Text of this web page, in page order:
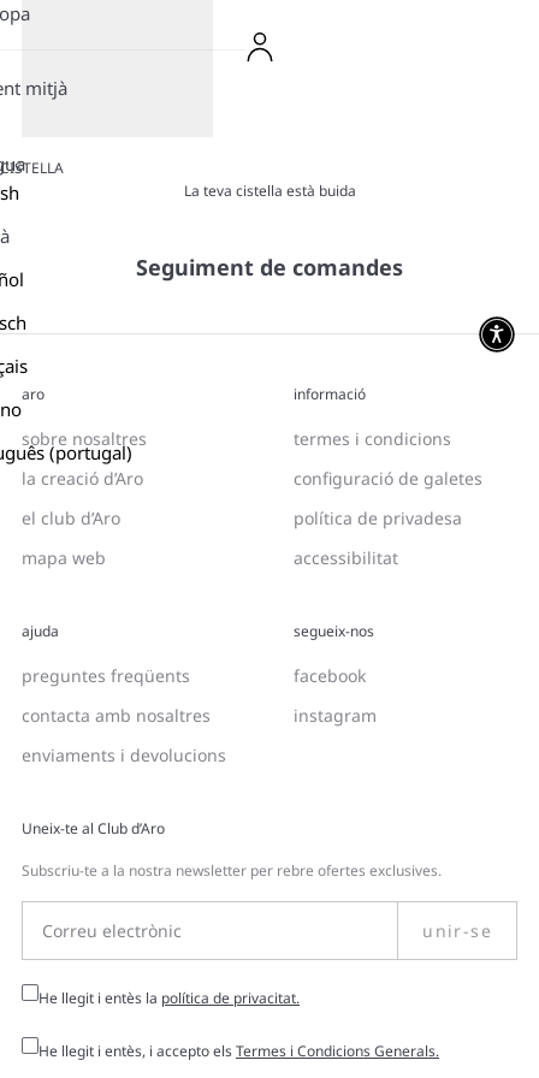
mitjà
(portugal)
CISTELLA
La teva cistella està buida
Seguiment de comandes
aro
sobre nosaltres
la creació d’Aro
el club d’Aro
mapa web
informació
termes i condicions
configuració de galetes
política de privadesa
accessibilitat
ajuda
preguntes freqüents
contacta amb nosaltres
enviaments i devolucions
segueix-nos
facebook
instagram
Uneix-te al Club d’Aro
Subscriu-te a la nostra newsletter per rebre ofertes exclusives.
unir-se
He llegit i entès la política de privacitat.
He llegit i entès, i accepto elsTermes i Condicions Generals.